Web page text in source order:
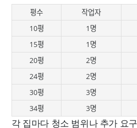
평수 작업자
10평
1명
15평
1명
20평
2명
24평
2명
30평
3명
34평
3명
각 집마다 청소 범위나 추가 요